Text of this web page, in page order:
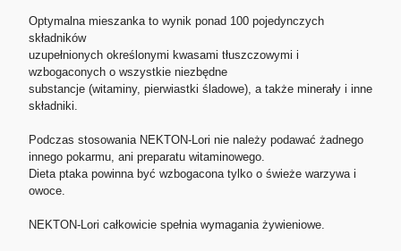
Optymalna mieszanka to wynik ponad 100 pojedynczych
składników
uzupełnionych określonymi kwasami tłuszczowymi i
wzbogaconych o wszystkie niezbędne
substancje (witaminy, pierwiastki śladowe), a także minerały i inne
składniki.
Podczas stosowania NEKTON-Lori nie należy podawać żadnego
innego pokarmu, ani preparatu witaminowego.
Dieta ptaka powinna być wzbogacona tylko o świeże warzywa i
owoce.
NEKTON-Lori całkowicie spełnia wymagania żywieniowe.